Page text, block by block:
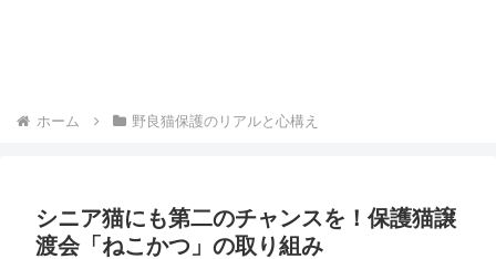
ホーム 野良猫保護のリアルと心構え
シニア猫にも第二のチャンスを！保護猫譲
渡会「ねこかつ」の取り組み